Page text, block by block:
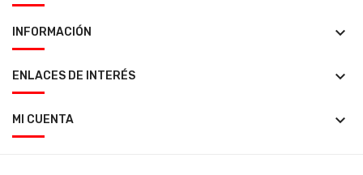
INFORMACIÓN keyboard_arrow_down
ENLACES DE INTERÉS keyboard_arrow_down
MI CUENTA keyboard_arrow_down